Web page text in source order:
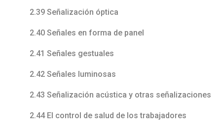
2.39 Señalización óptica
2.40 Señales en forma de panel
2.41 Señales gestuales
2.42 Señales luminosas
2.43 Señalización acústica y otras señalizaciones
2.44 El control de salud de los trabajadores